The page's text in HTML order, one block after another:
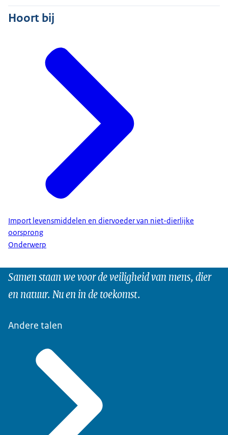
Hoort bij
Import levensmiddelen en diervoeder van niet-dierlijke
oorsprong
Onderwerp
Samen staan we voor de veiligheid van mens, dier
en natuur. Nu en in de toekomst.
Andere talen